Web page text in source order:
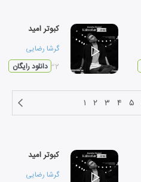
کبوتر امید
گرشا رضایی
۰۳:۳۲دانلود رایگان
۱ ۲ ۳ ۴ ۵
کبوتر امید
گرشا رضایی